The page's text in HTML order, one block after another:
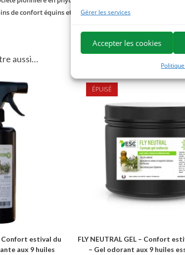
Gérer les services
Accepter les cookies
de confort équins et proposons la gamme de produits
aussi…
Confort estival du
aux 9 huiles
ÉPUISÉ
FLY NEUTRAL GEL – Confort
– Gel odorant aux 9 huiles